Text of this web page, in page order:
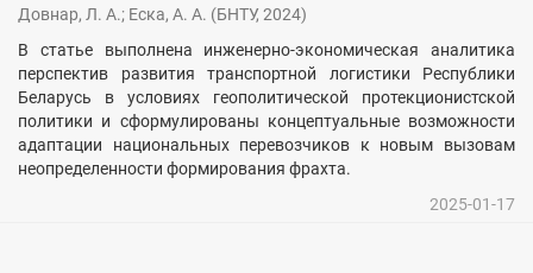
Довнар, Л. А.; Еска, А. А. (БНТУ, 2024)
В статье выполнена инженерно-экономическая аналитика
перспектив развития транспортной логистики Республики
Беларусь в условиях геополитической протекционистской
политики и сформулированы концептуальные возможности
адаптации национальных перевозчиков к новым вызовам
неопределенности формирования фрахта.
2025-01-17